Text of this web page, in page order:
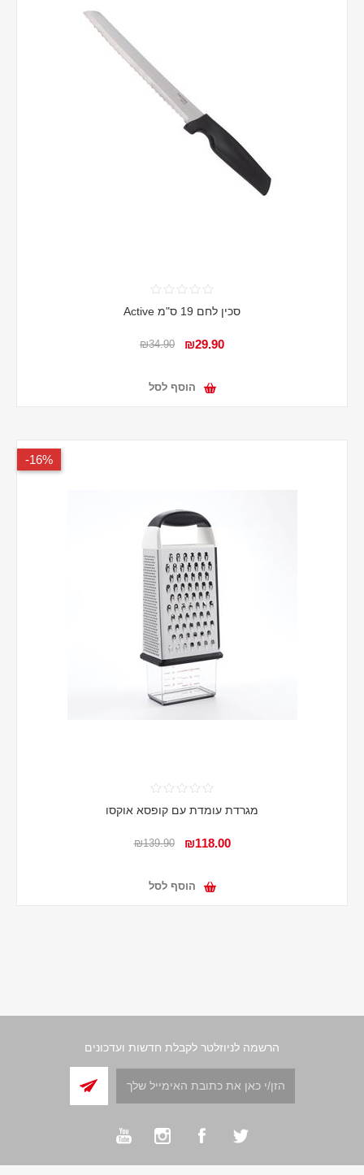
סכין לחם 19 ס"מ Active
₪29.90
₪34.90
הוסף לסל
16%-
מגרדת עומדת עם קופסא אוקסו
₪118.00
₪139.90
הוסף לסל
הרשמה לניוזלטר לקבלת חדשות ועדכונים